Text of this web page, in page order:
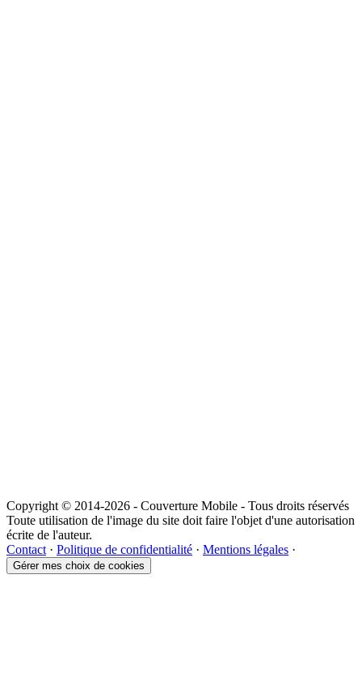
Copyright © 2014-2026 - Couverture Mobile - Tous droits réservés
Toute utilisation de l'image du site doit faire l'objet d'une autorisation
écrite de l'auteur.
Contact · Politique de confidentialité · Mentions légales ·
Gérer mes choix de cookies